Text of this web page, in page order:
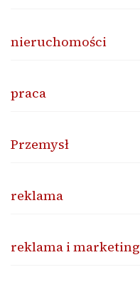
nieruchomości
praca
Przemysł
reklama
reklama i marketing